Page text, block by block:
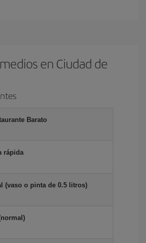
en Ciudad de
Barato
rápida
(vaso o pinta de 0.5 litros)